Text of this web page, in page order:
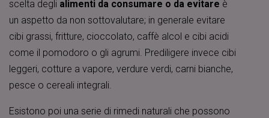
scelta degli alimenti da consumare o da evitare è
un aspetto da non sottovalutare; in generale evitare
cibi grassi, fritture, cioccolato, caffè alcol e cibi acidi
come il pomodoro o gli agrumi. Prediligere invece cibi
leggeri, cotture a vapore, verdure verdi, carni bianche,
pesce o cereali integrali.
Esistono poi una serie di rimedi naturali che possono